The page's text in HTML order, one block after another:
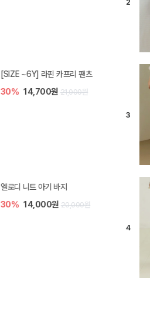
[SIZE ~6Y] 라핀 카프리 팬츠
30% 14,700원 21,000원
엘로디 니트 아기 바지
30% 14,000원 20,000원